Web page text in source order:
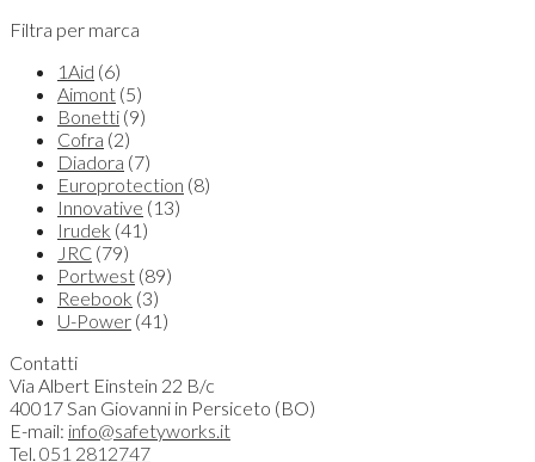
Filtra per marca
1Aid (6)
Aimont (5)
Bonetti (9)
Cofra (2)
Diadora (7)
Europrotection (8)
Innovative (13)
Irudek (41)
JRC (79)
Portwest (89)
Reebook (3)
U-Power (41)
Contatti
Via Albert Einstein 22 B/c
40017 San Giovanni in Persiceto (BO)
E-mail: info@safetyworks.it
Tel. 051 2812747